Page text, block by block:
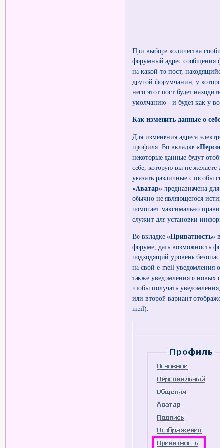
При выборе количества
форумный адрес сообщения
на какой-то пост,
другой форумчанин, у
него этот пост будет
умолчанию - и будет как у
Как изменить данные о
Для изменения адреса
профиля. Во вкладке
некоторые данные будут
себе, которую вы не
указать различные способы
«Аватар» предназначена
обычно не являющегося
помогает максимально
cлужит для установки
Во вкладке«Приватность»
форуме, дать возможность
подходящий уровень
на свой e-meil
также уведомления о новых
чтобы получать
или второй вариант
meil).